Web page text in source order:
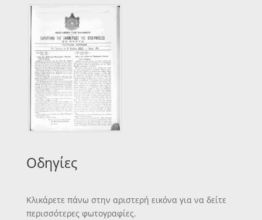
Οδηγίες
Κλικάρετε πάνω στην αριστερή εικόνα για να δείτε
περισσότερες φωτογραφίες.